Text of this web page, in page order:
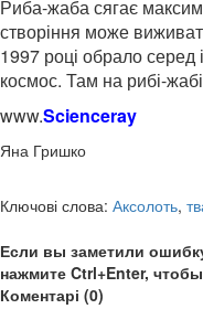
Риба-жаба сягає
створіння може
1997 році обрало
космос. Там на рибі-
www.Scienceray
Яна Гришко
Ключові слова: Аксолоть,
Если вы заметили
нажмите Ctrl+Enter,
Коментарі (0)